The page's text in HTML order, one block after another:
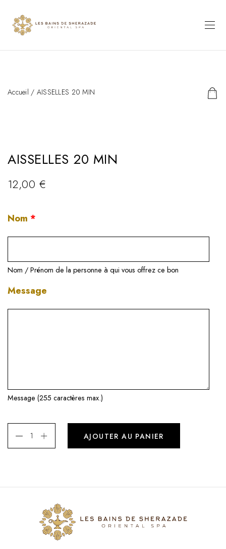
Accueil / AISSELLES 20 MIN
AISSELLES 20 MIN
12,00 €
Nom *
Nom / Prénom de la personne à qui vous offrez ce bon
Message
Message (255 caractères max.)
AJOUTER AU PANIER